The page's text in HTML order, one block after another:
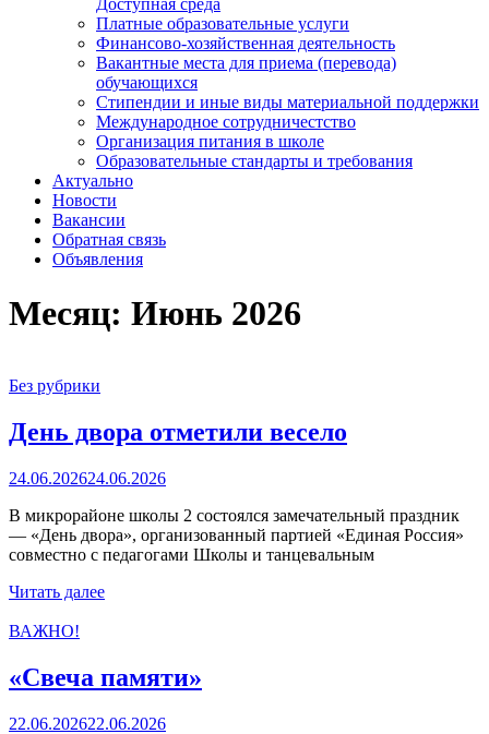
Доступная среда
Платные образовательные услуги
Финансово-хозяйственная деятельность
Вакантные места для приема (перевода)
обучающихся
Стипендии и иные виды материальной поддержки
Международное сотрудничестство
Организация питания в школе
Образовательные стандарты и требования
Актуально
Новости
Вакансии
Обратная связь
Объявления
Месяц: Июнь 2026
Без рубрики
День двора отметили весело
24.06.202624.06.2026
В микрорайоне школы 2 состоялся замечательный праздник
— «День двора», организованный партией «Единая Россия»
совместно с педагогами Школы и танцевальным
Читать далее
ВАЖНО!
«Свеча памяти»
22.06.202622.06.2026